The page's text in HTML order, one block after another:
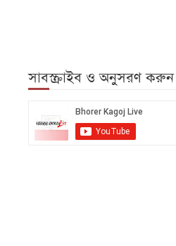
সাবস্ক্রাইব ও অনুসরণ করুন